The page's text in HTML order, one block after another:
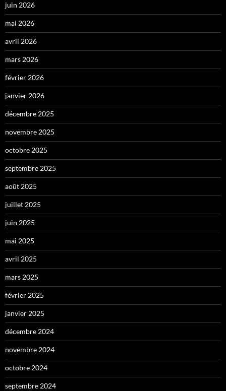
juin 2026
mai 2026
avril 2026
mars 2026
février 2026
janvier 2026
décembre 2025
novembre 2025
octobre 2025
septembre 2025
août 2025
juillet 2025
juin 2025
mai 2025
avril 2025
mars 2025
février 2025
janvier 2025
décembre 2024
novembre 2024
octobre 2024
septembre 2024